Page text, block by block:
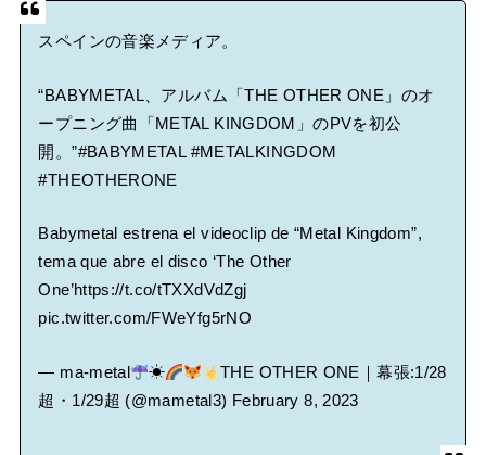
スペインの音楽メディア。
“BABYMETAL、アルバム「THE OTHER ONE」のオ
ープニング曲「METAL KINGDOM」のPVを初公
開。”#BABYMETAL #METALKINGDOM
#THEOTHERONE
Babymetal estrena el videoclip de “Metal Kingdom”,
tema que abre el disco ‘The Other
One’https://t.co/tTXXdVdZgj
pic.twitter.com/FWeYfg5rNO
— ma-metal ☀
THE OTHER ONE｜幕張:1/28
超・1/29超 (@mametal3) February 8, 2023